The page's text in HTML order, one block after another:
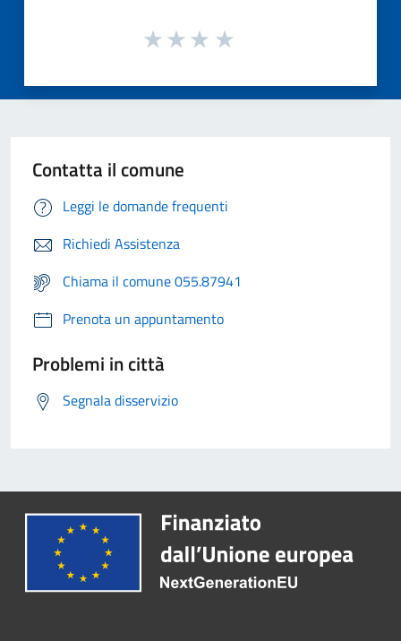
Contatta il comune
Leggi le domande frequenti
Richiedi Assistenza
Chiama il comune 055.87941
Prenota un appuntamento
Problemi in città
Segnala disservizio